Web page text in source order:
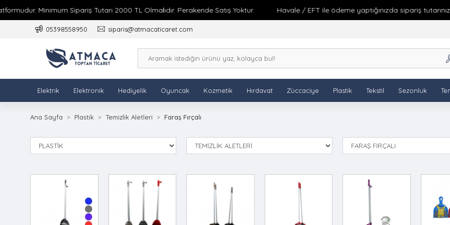
Minimum Sipariş Tutarı 2000 TL Olmalıdır. Perakende Satış Yoktur. Havale / EFT ile ödeme yaptığınızda sipariş
05398558950 siparis@atmacaticaret.com
Elektrik Elektronik Hediyelik Oyuncak Kozmetik Hırdavat Züccaciye Plastik Tekstil Sezonluk
Ana Sayfa Plastik Temizlik Aletleri Faraş Fırçalı